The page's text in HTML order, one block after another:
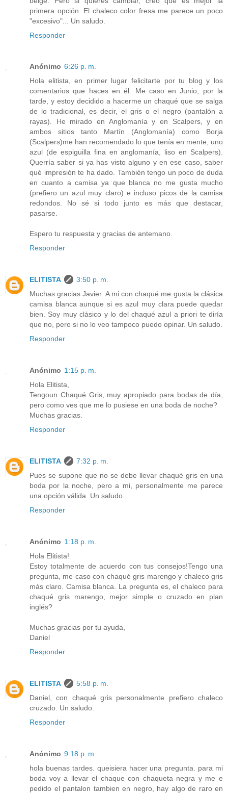
primera opción. El chaleco color fresa me parece un poco
"excesivo"... Un saludo.
Responder
Anónimo 6:26 p. m.
Hola elitista, en primer lugar felicitarte por tu blog y los
comentarios que haces en él. Me caso en Junio, por la
tarde, y estoy decidido a hacerme un chaqué que se salga
de lo tradicional, es decir, el gris o el negro (pantalón a
rayas). He mirado en Anglomanía y en Scalpers, y en
ambos sitios tanto Martín (Anglomanía) como Borja
(Scalpers)me han recomendado lo que tenía en mente, uno
azul (de espiguilla fina en anglomanía, liso en Scalpers).
Querría saber si ya has visto alguno y en ese caso, saber
qué impresión te ha dado. También tengo un poco de duda
en cuanto a camisa ya que blanca no me gusta mucho
(prefiero un azul muy claro) e incluso picos de la camisa
redondos. No sé si todo junto es más que destacar,
pasarse.
Espero tu respuesta y gracias de antemano.
Responder
ELITISTA
3:50 p. m.
Muchas gracias Javier. A mi con chaqué me gusta la clásica
camisa blanca aunque si es azul muy clara puede quedar
bien. Soy muy clásico y lo del chaqué azul a priori te diría
que no, pero si no lo veo tampoco puedo opinar. Un saludo.
Responder
Anónimo 1:15 p. m.
Hola Elitista,
Tengoun Chaqué Gris, muy apropiado para bodas de día,
pero como ves que me lo pusiese en una boda de noche?
Muchas gracias.
Responder
ELITISTA
7:32 p. m.
Pues se supone que no se debe llevar chaqué gris en una
boda por la noche, pero a mi, personalmente me parece
una opción válida. Un saludo.
Responder
Anónimo 1:18 p. m.
Hola Elitista!
Estoy totalmente de acuerdo con tus consejos!Tengo una
pregunta, me caso con chaqué gris marengo y chaleco gris
más claro. Camisa blanca. La pregunta es, el chaleco para
chaqué gris marengo, mejor simple o cruzado en plan
inglés?
Muchas gracias por tu ayuda,
Daniel
Responder
ELITISTA
5:58 p. m.
Daniel, con chaqué gris personalmente prefiero chaleco
cruzado. Un saludo.
Responder
Anónimo 9:18 p. m.
hola buenas tardes. queisiera hacer una pregunta. para mi
boda voy a llevar el chaque con chaqueta negra y me e
pedido el pantalon tambien en negro, hay algo de raro en